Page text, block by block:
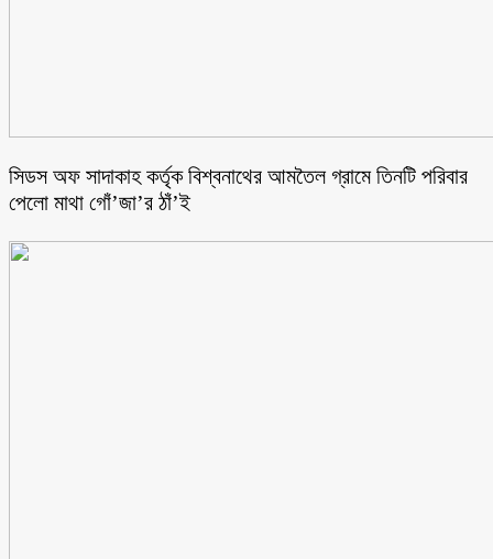
সিডস অফ সাদাকাহ কর্তৃক বিশ্বনাথের আমতৈল গ্রামে তিনটি পরিবার
পেলো মাথা গোঁ’জা’র ঠাঁ’ই